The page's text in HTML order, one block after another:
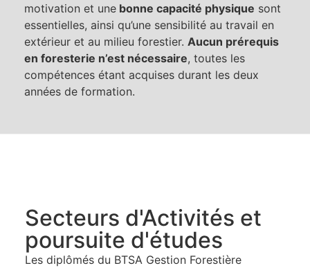
motivation et une bonne capacité physique sont
essentielles, ainsi qu’une sensibilité au travail en
extérieur et au milieu forestier. Aucun prérequis
en foresterie n’est nécessaire, toutes les
compétences étant acquises durant les deux
années de formation.
Secteurs d'Activités et
poursuite d'études
Les diplômés du BTSA Gestion Forestière